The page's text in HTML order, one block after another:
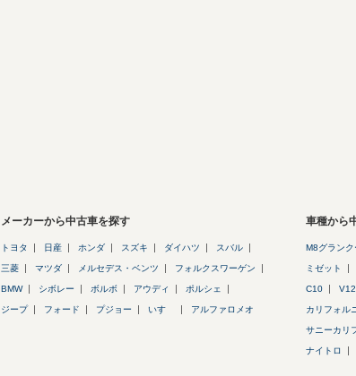
メーカーから中古車を探す
トヨタ 日産 ホンダ スズキ ダイハツ スバル
三菱 マツダ メルセデス・ベンツ フォルクスワーゲン
BMW シボレー ボルボ アウディ ポルシェ
ジープ フォード プジョー いすゞ アルファロメオ
車種から
M8グランク
ミゼット
C10
カリフォル
サニーカリ
ナイトロ